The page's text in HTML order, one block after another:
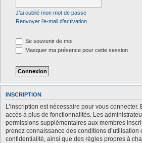
J’ai oublié mon mot de passe
Renvoyer l’e-mail d’activation
Se souvenir de moi
Masquer ma présence pour cette session
INSCRIPTION
L’inscription est nécessaire pour vous
accès à plus de fonctionnalités. Les
permissions supplémentaires aux membres
prenez connaissance des conditions d’utilisation
confidentialité, ainsi que des règles propres à